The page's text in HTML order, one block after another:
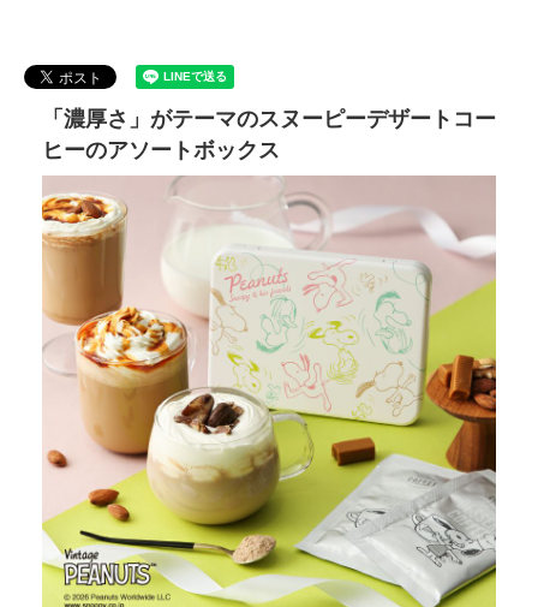
「濃厚さ」がテーマのスヌーピーデザートコー
ヒーのアソートボックス